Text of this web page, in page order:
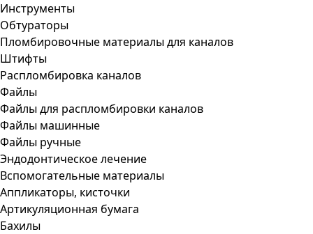
Инструменты
Обтураторы
Пломбировочные материалы для каналов
Штифты
Распломбировка каналов
Файлы
Файлы для распломбировки каналов
Файлы машинные
Файлы ручные
Эндодонтическое лечение
Вспомогательные материалы
Аппликаторы, кисточки
Артикуляционная бумага
Бахилы